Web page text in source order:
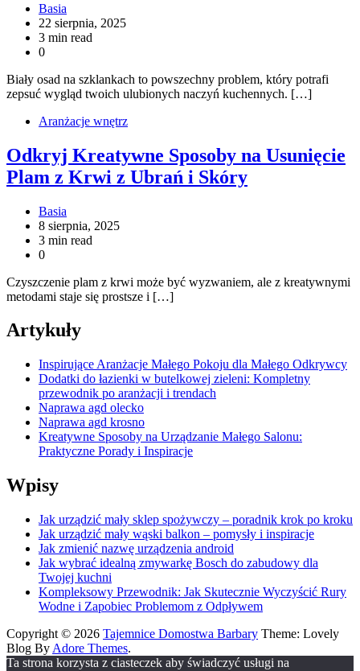
Basia
22 sierpnia, 2025
3 min read
0
Biały osad na szklankach to powszechny problem, który potrafi
zepsuć wygląd twoich ulubionych naczyń kuchennych. […]
Aranżacje wnętrz
Odkryj Kreatywne Sposoby na Usunięcie
Plam z Krwi z Ubrań i Skóry
Basia
8 sierpnia, 2025
3 min read
0
Czyszczenie plam z krwi może być wyzwaniem, ale z kreatywnymi
metodami staje się prostsze i […]
Artykuły
Inspirujące Aranżacje Małego Pokoju dla Małego Odkrywcy
Dodatki do łazienki w butelkowej zieleni: Kompletny
przewodnik po aranżacji i trendach
Naprawa agd olecko
Naprawa agd krosno
Kreatywne Sposoby na Urządzanie Małego Salonu:
Praktyczne Porady i Inspiracje
Wpisy
Jak urządzić mały sklep spożywczy – poradnik krok po kroku
Jak urządzić mały wąski balkon – pomysły i inspiracje
Jak zmienić nazwę urządzenia android
Jak wybrać idealną zmywarkę Bosch do zabudowy dla
Twojej kuchni
Kompleksowy Przewodnik: Jak Skutecznie Wyczyścić Rury
Wodne i Zapobiec Problemom z Odpływem
Copyright © 2026 Tajemnice Domostwa Barbary Theme: Lovely
Blog By Adore Themes.
Ta strona korzysta z ciasteczek aby świadczyć usługi na